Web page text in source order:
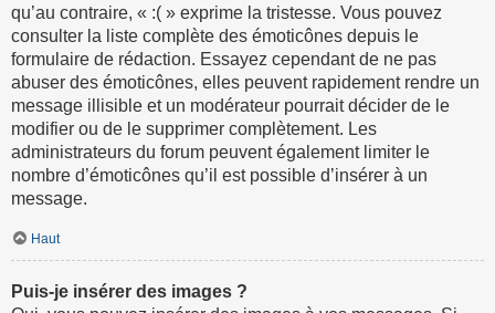
qu’au contraire, « :( » exprime la tristesse. Vous pouvez
consulter la liste complète des émoticônes depuis le
formulaire de rédaction. Essayez cependant de ne pas
abuser des émoticônes, elles peuvent rapidement rendre un
message illisible et un modérateur pourrait décider de le
modifier ou de le supprimer complètement. Les
administrateurs du forum peuvent également limiter le
nombre d’émoticônes qu’il est possible d’insérer à un
message.
Haut
Puis-je insérer des images ?